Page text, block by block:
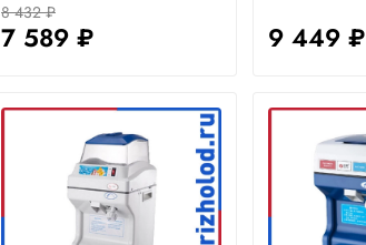
8 432 ₽
7 589 ₽ 9 449 ₽